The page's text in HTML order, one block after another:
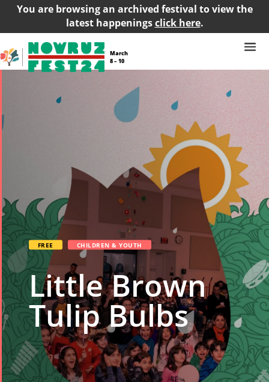
You are browsing an archived festival to view the
latest happeningsclick here.
March
8 – 10
FREE CHILDREN & YOUTH
Little Brown
Tulip Bulbs